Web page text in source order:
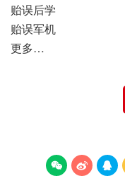
贻误后学
贻误军机
更多…
  